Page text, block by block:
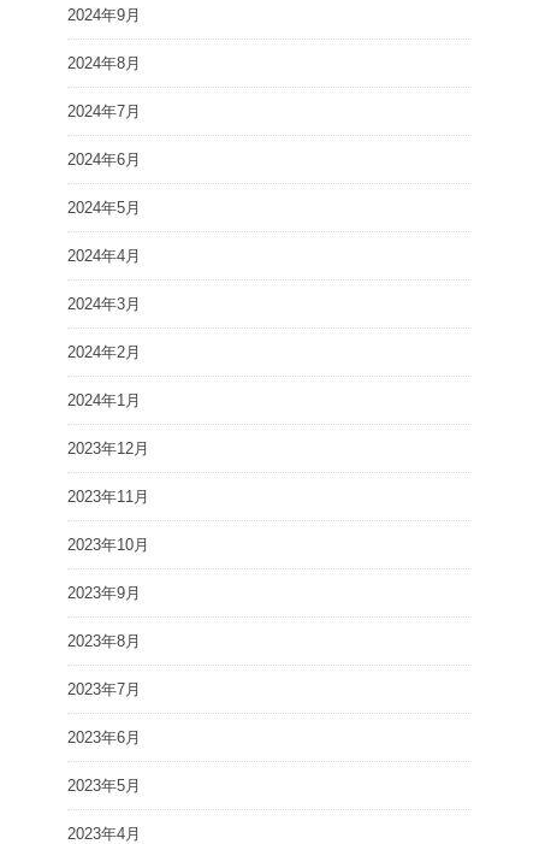
2024年9月
2024年8月
2024年7月
2024年6月
2024年5月
2024年4月
2024年3月
2024年2月
2024年1月
2023年12月
2023年11月
2023年10月
2023年9月
2023年8月
2023年7月
2023年6月
2023年5月
2023年4月